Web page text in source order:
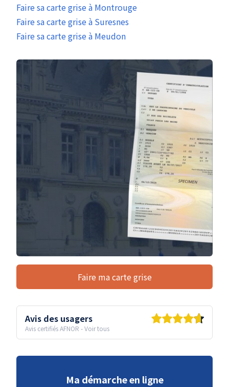
Faire sa carte grise à Montrouge
Faire sa carte grise à Suresnes
Faire sa carte grise à Meudon
Faire ma carte grise
Avis des usagers
Avis certifiés AFNOR -Voir tous
Ma démarche en ligne